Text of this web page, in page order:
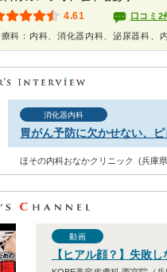
4.61 口コミ2
療科：内科、消化器内科、泌尿器科、
消化器内科
胃がん予防に欠かせない、
ほその内科おなかクリニック (兵庫
動画
【ヒアル顔？】失敗